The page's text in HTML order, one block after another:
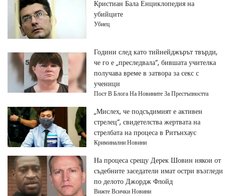
Кристиан Бала Енциклопедия на
убийците
Убиец
Години след като тийнейджърът твърди,
че го е „преследвала“, бившата учителка
получава време в затвора за секс с
ученици
Пост В Блога На Новините За Престъпността
„Мислех, че подсъдимият е активен
стрелец“, свидетелства жертвата на
стрелбата на процеса в Ритънхаус
Криминални Новини
На процеса срещу Дерек Шовин някои от
съдебните заседатели имат остри възгледи
по делото Джордж Флойд
Вижте Всички Новини